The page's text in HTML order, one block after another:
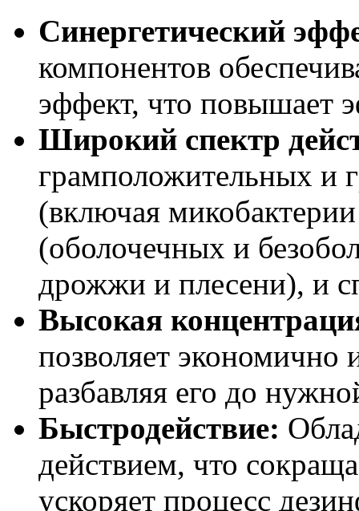
Синергетический
компонентов
эффект, что повышает
Широкий спектр
грамположительных и
(включая
(оболочечных и
дрожжи и плесени), и
Высокая
позволяет экономично
разбавляя его до
Быстродействие:
действием, что
ускоряет процесс